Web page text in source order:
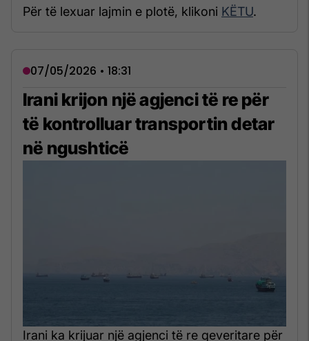
Për të lexuar lajmin e plotë, klikoni KËTU.
07/05/2026 • 18:31
Irani krijon një agjenci të re për
të kontrolluar transportin detar
në ngushticë
Irani ka krijuar një agjenci të re qeveritare për